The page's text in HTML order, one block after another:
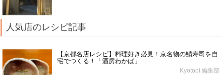
人気店のレシピ記事
【京都名店レシピ】料理好き必見！京名物の鯖寿司を自
宅でつくる！「酒房わかば」
Kyotopi 編集部